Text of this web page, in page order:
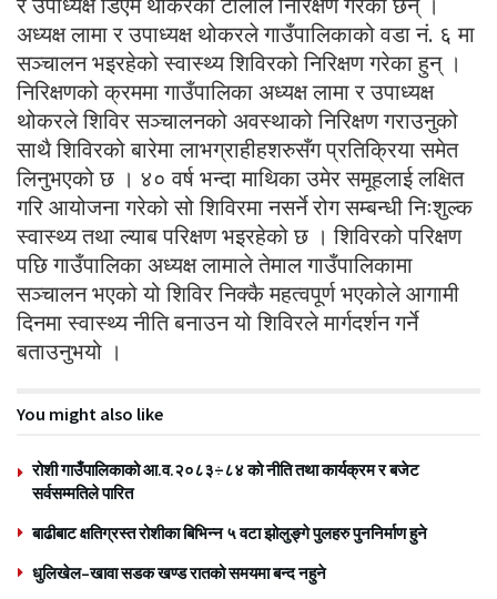
अध्यक्ष लामा र उपाध्यक्ष थोकरले गाउँपालिकाको वडा नं. ६ मा
सञ्चालन भइरहेको स्वास्थ्य शिविरको निरिक्षण गरेका हुन् ।
निरिक्षणको क्रममा गाउँपालिका अध्यक्ष लामा र उपाध्यक्ष
थोकरले शिविर सञ्चालनको अवस्थाको निरिक्षण गराउनुको
साथै शिविरको बारेमा लाभग्राहीहशरुसँग प्रतिक्रिया समेत
लिनुभएको छ । ४० वर्ष भन्दा माथिका उमेर समूहलाई लक्षित
गरि आयोजना गरेको सो शिविरमा नसर्ने रोग सम्बन्धी निःशुल्क
स्वास्थ्य तथा ल्याब परिक्षण भइरहेको छ । शिविरको परिक्षण
पछि गाउँपालिका अध्यक्ष लामाले तेमाल गाउँपालिकामा
सञ्चालन भएको यो शिविर निक्कै महत्वपूर्ण भएकोले आगामी
दिनमा स्वास्थ्य नीति बनाउन यो शिविरले मार्गदर्शन गर्ने
बताउनुभयो ।
You might also like
रोशी गाउँपालिकाको आ.व.२०८३÷८४ को नीति तथा कार्यक्रम र बजेट
सर्वसम्मतिले पारित
बाढीबाट क्षतिग्रस्त रोशीका बिभिन्न ५ वटा झोलुङ्गे पुलहरु पुननिर्माण हुने
धुलिखेल–खावा सडक खण्ड रातको समयमा बन्द नहुने